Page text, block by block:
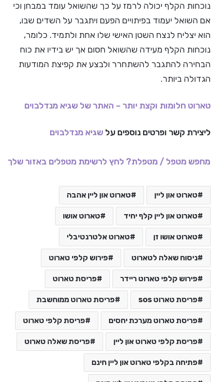
נוכחות הקלף יכולה לרמז על כך שהשואל עומד במבחן וכי
אם השואל יעמוד בפיתויים הפעם ויתגבר על השדים שבו,
הוא יצליח לנצח השטן האישי שלו אחת ולתמיד. כלומר,
נוכחות הקלף מעידה שהשואל חסום אך יש בידיו את כוח
הבחירה להתגבר להשתחרר ולבצע את קפיצת המודעות
הגדולה ביותר.
טארוט חלומות וקצת יותר – האתר של שגיא מנדלבוים
ליצירת קשר ופרטים נוספים על שגיא מנדלבוים
מחפש מטפל / מטפלת? לחץ לרשימת מטפלים באזור שלך
טארוט און ליין טארוט און ליין אהבה
טארוט און ליין קלף יחיד טארוט אושו
טארוט אושו זן טארוט אלטרנטיבלי
ניסוח שאלה לטארוט פירוש קלפי טארוט
פירוש קלפי טארוט ריידר פריסת טארוט
פריסת טארוט sos פריסת טארוט ממוחשבת
פריסת טארוט מערכת יחסים פריסת קלפי טארוט
פריסת קלפי טארוט און ליין פריסת שאלה טארוט
פתיחה בקלפי טארוט און ליין חינם